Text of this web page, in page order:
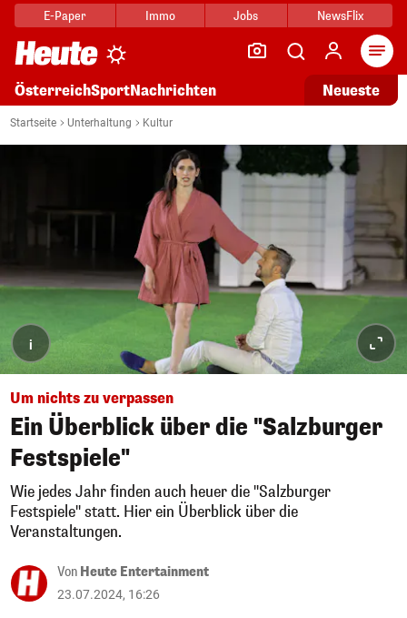
E-Paper Immo Jobs NewsFlix
ÖsterreichSportNachrichten Neueste
Startseite Unterhaltung Kultur
i
Um nichts zu verpassen
Ein Überblick über die "Salzburger
Festspiele"
Wie jedes Jahr finden auch heuer die "Salzburger
Festspiele" statt. Hier ein Überblick über die
Veranstaltungen.
Von Heute Entertainment
23.07.2024, 16:26